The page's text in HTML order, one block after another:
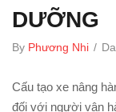
DƯỠNG
By Phương Nhi /
Cấu tạo xe nâng
đối với người vận